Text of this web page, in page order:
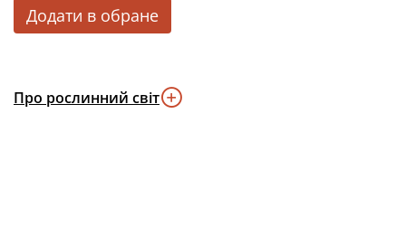
Додати в обране
Про рослинний світ